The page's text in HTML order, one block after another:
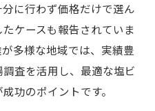
の手順と品川区での事
品質を左右するポイ
に行わず価格だけで選ん
ケースも報告されていま
多様な地域では、実績豊
査を活用し、最適な塩ビ
功のポイントです。